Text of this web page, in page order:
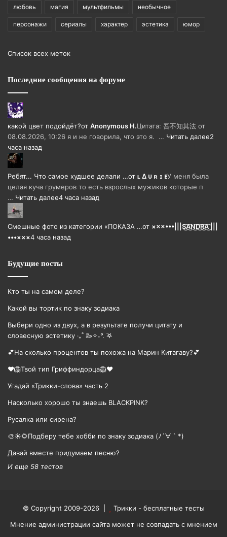
любовь магия мультфильмы необычное
персонажи сериалы характер эстетика юмор
Список всех меток
Последние сообщения на форуме
какой цвет подойдёт?от Anonymous H.Цитата: 吾不知其法 от
08.08.2026, 10:26 я и не говорила, что это я. … Читать далее2
часа назад
Ребят... Что самое худшее делали …от ʟ ∆ ᴜ ʀ ɪ ᴇУ меня была
целая куча грумеров то есть взрослых мужиков которые п
… Читать далее4 часа назад
Смешные фото из категории «ПОКАЗА …от ×××•••|||S͜͡A͜͡N͜͡D͜͡R͜͡A͜͡ |||
•••×××4 часа назад
Будущие посты
Кто ты на самом деле?
Какой вы тортик по знаку зодиака
Выбери одно из двух, а в результате получи цитату и
словесную эстетику ‧₊˚ 🦢✧˖°. ࣪𖤐
💕На сколько процентов ты похожа на Марин Китагаву?💕
❤️🦁Твой тип Гриффиндорца🦁❤️
Угадай «Трикки-слова» часть 2
Насколько хорошо ты знаешь BLACKPINK?
Русалка или сирена?
🎨☀🌻Подберу тебе хобби по знаку зодиака (ﾉ´∀｀*)
Давай вместе придумаем песню?
И еще 58 тестов
© Copyright 2009-2026 |
Трикки - бесплатные тесты
Мнение администрации сайта может не совпадать с мнением